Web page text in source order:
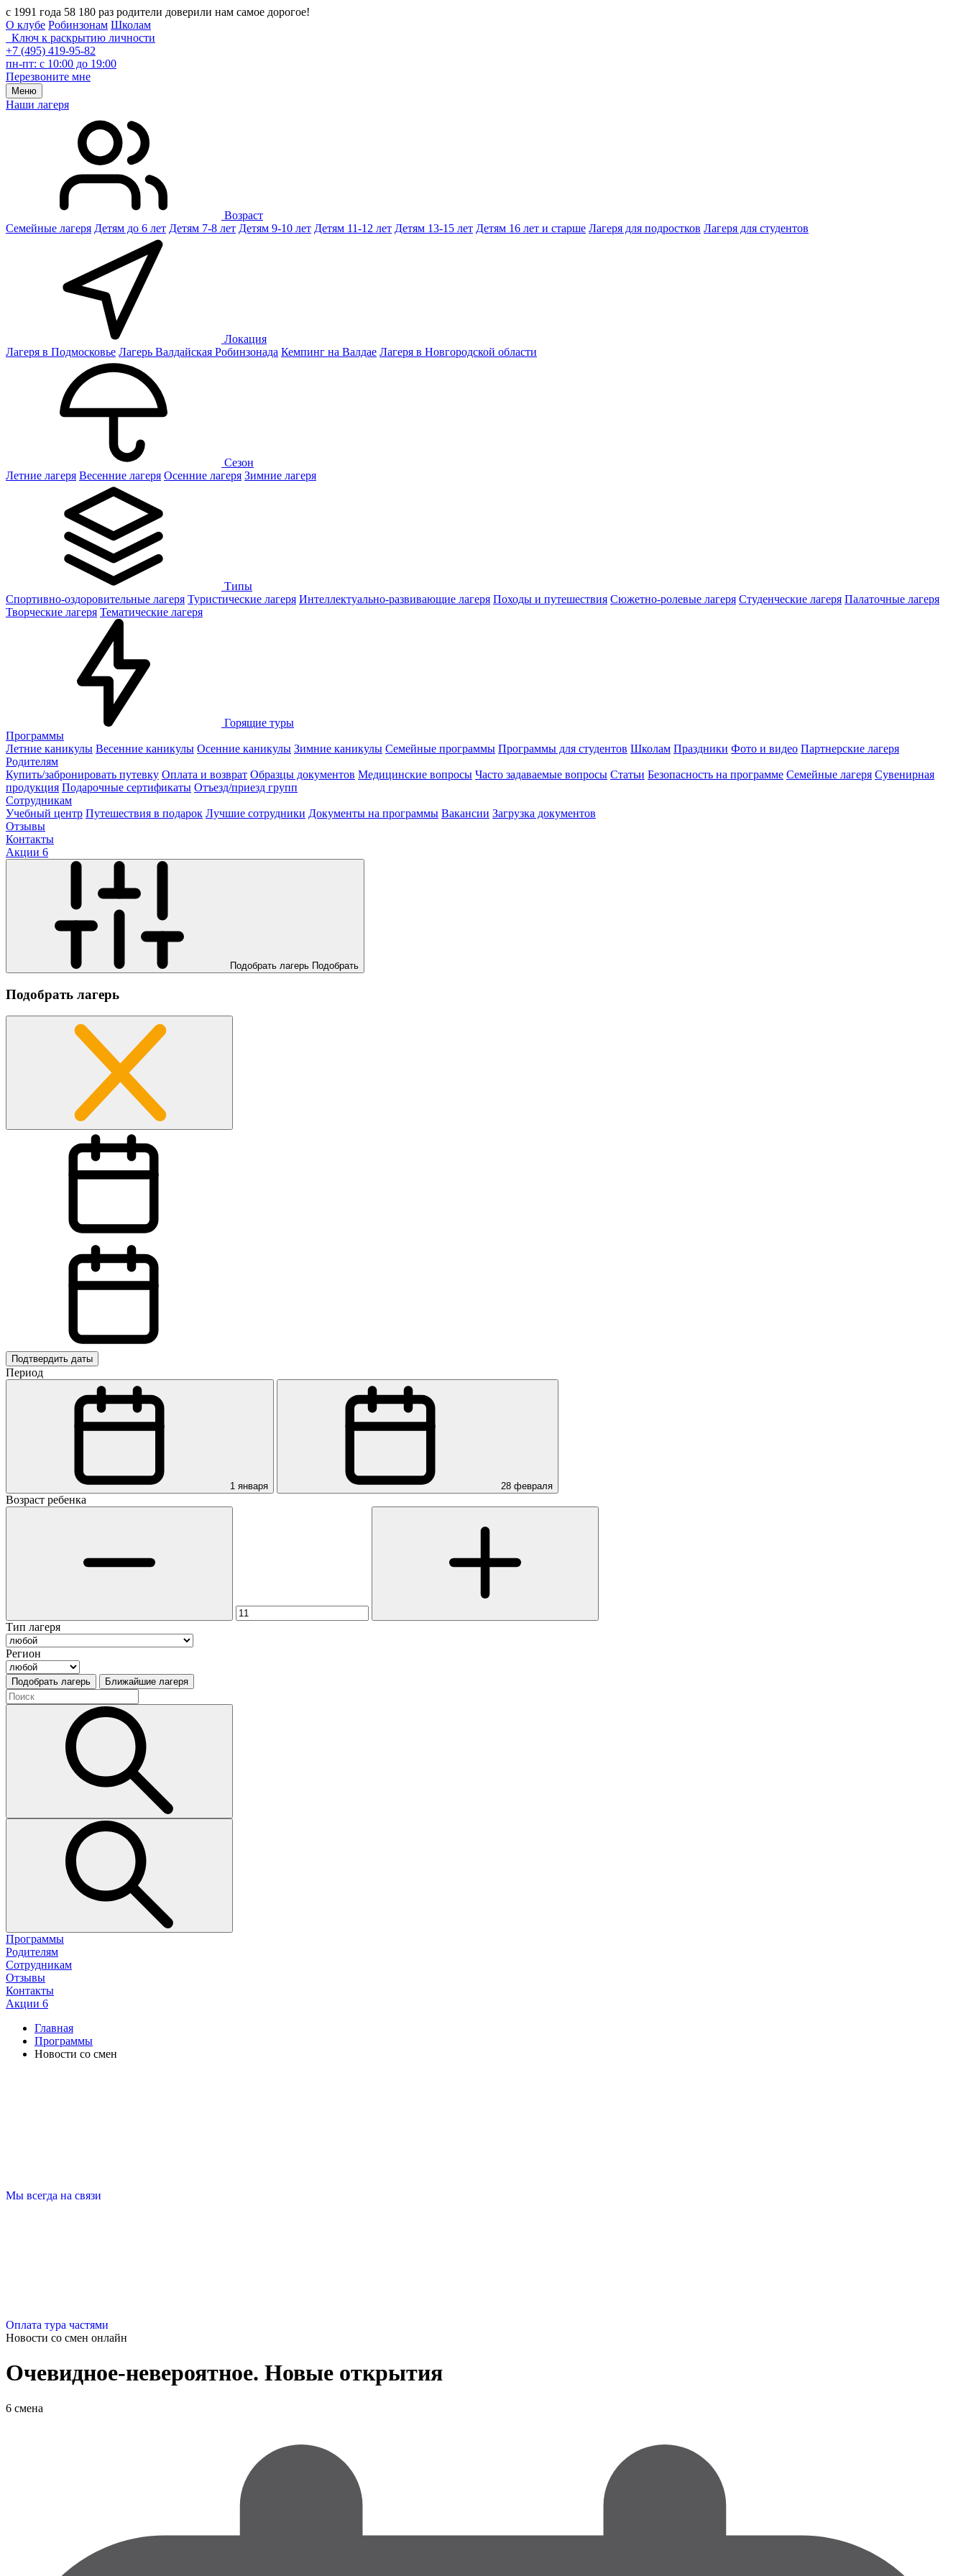
с 1991 года 58 180 раз родители доверили нам самое дорогое!
О клубе Робинзонам Школам
Ключ к раскрытию личности
+7 (495) 419-95-82
пн-пт: с 10:00 до 19:00
Перезвоните мне
Меню
Наши лагеря
Возраст
Семейные лагеря Детям до 6 лет Детям 7-8 лет Детям 9-10 лет Детям 11-12 лет Детям 13-15 лет Детям 16 лет и старше Лагеря для подростков Лагеря для студентов
Локация
Лагеря в Подмосковье Лагерь Валдайская Робинзонада Кемпинг на Валдае Лагеря в Новгородской области
Сезон
Летние лагеря Весенние лагеря Осенние лагеря Зимние лагеря
Типы
Спортивно-оздоровительные лагеря Туристические лагеря Интеллектуально-развивающие лагеря Походы и путешествия Сюжетно-ролевые лагеря Студенческие лагеря Палаточные лагеря
Творческие лагеря Тематические лагеря
Горящие туры
Программы
Летние каникулы Весенние каникулы Осенние каникулы Зимние каникулы Семейные программы Программы для студентов Школам Праздники Фото и видео Партнерские лагеря
Родителям
Купить/забронировать путевку Оплата и возврат Образцы документов Медицинские вопросы Часто задаваемые вопросы Статьи Безопасность на программе Семейные лагеря Сувенирная
продукция Подарочные сертификаты Отъезд/приезд групп
Сотрудникам
Учебный центр Путешествия в подарок Лучшие сотрудники Документы на программы Вакансии Загрузка документов
Отзывы
Контакты
Акции 6
Подобрать лагерь Подобрать
Подобрать лагерь
Подтвердить даты
Период
1 января 28 февраля
Возраст ребенка
Тип лагеря
Регион
Подобрать лагерь Ближайшие лагеря
Программы
Родителям
Сотрудникам
Отзывы
Контакты
Акции 6
Главная
Программы
Новости со смен
Мы всегда на связи
Оплата тура частями
Новости со смен онлайн
Очевидное-невероятное. Новые открытия
6 смена